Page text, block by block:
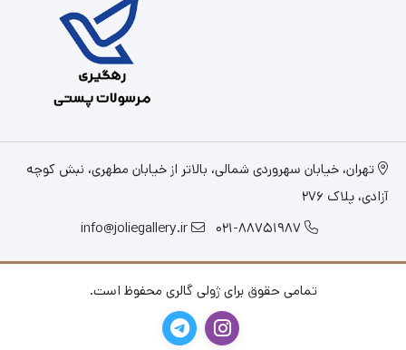
تهران، خیابان سهروردی شمالی، بالاتر از خیابان مطهری، نبش کوچه
آزادی، پلاک 276
021-88751987
info@joliegallery.ir
تمامی حقوق برای ژولی گالری محفوظ است.